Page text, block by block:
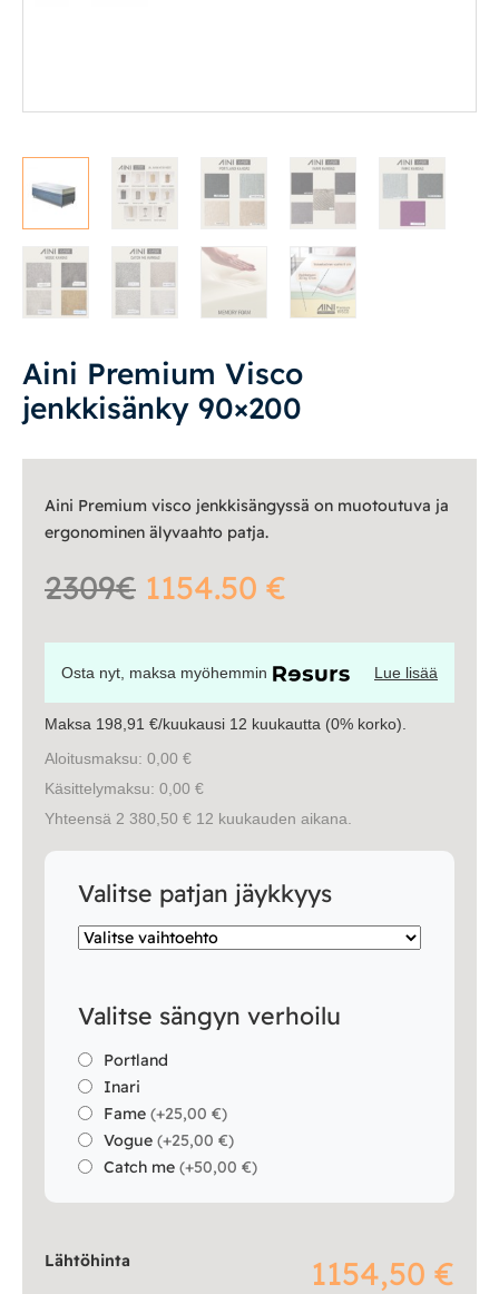
Kerros- ja parvisängyt
Yöpöydät
Lapsille
Lapsille
Pöydät ja tuolit
Säilytys
Matot
Ulkokalusteet
Valaisimet
Vuodesohvat
Senioreille
Aini Premium Visco
jenkkisänky 90×200
Aini Premium visco jenkkisängyssä on muotoutuva ja
ergonominen älyvaahto patja.
2309€ 1154.50 €
Osta nyt, maksa myöhemmin Lue lisää
Maksa 198,91 €/kuukausi 12 kuukautta (0% korko).
Aloitusmaksu: 0,00 €
Käsittelymaksu: 0,00 €
Yhteensä 2 380,50 € 12 kuukauden aikana.
Valitse patjan jäykkyys
Valitse sängyn verhoilu
Portland
Inari
Fame (+25,00 €)
Vogue (+25,00 €)
Catch me (+50,00 €)
Lähtöhinta 1154,50 €